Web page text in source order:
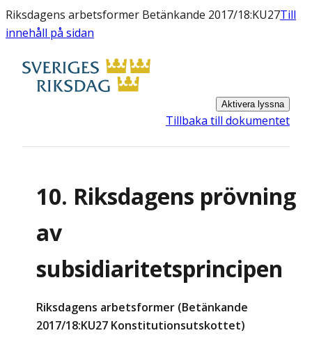
Riksdagens arbetsformer Betänkande 2017/18:KU27Till
innehåll på sidan
Aktivera lyssna
Tillbaka till dokumentet
10. Riksdagens prövning
av
subsidiaritetsprincipen
Riksdagens arbetsformer (Betänkande
2017/18:KU27 Konstitutionsutskottet)